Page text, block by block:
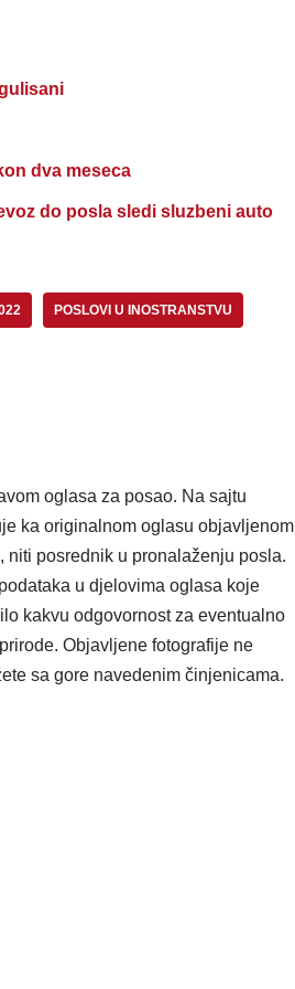
dva meseca
do posla sledi sluzbeni auto
POSLOVI U INOSTRANSTVU
oglasa za posao. Na sajtu
ka originalnom oglasu objavljenom
niti posrednik u pronalaženju posla.
u djelovima oglasa koje
kakvu odgovornost za eventualno
Objavljene fotografije ne
sa gore navedenim činjenicama.